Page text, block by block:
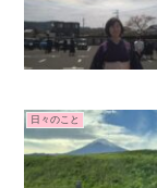
日々のこと